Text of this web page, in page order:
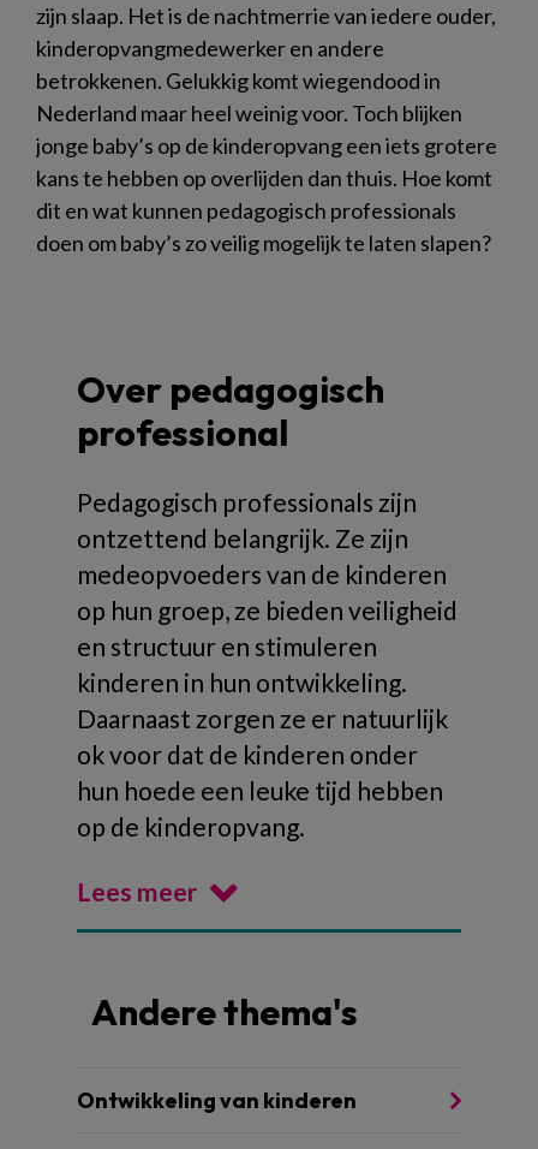
zijn slaap. Het is de nachtmerrie van iedere ouder,
kinderopvangmedewerker en andere
betrokkenen. Gelukkig komt wiegendood in
Nederland maar heel weinig voor. Toch blijken
jonge baby’s op de kinderopvang een iets grotere
kans te hebben op overlijden dan thuis. Hoe komt
dit en wat kunnen pedagogisch professionals
doen om baby’s zo veilig mogelijk te laten slapen?
Over pedagogisch
professional
Pedagogisch professionals zijn
ontzettend belangrijk. Ze zijn
medeopvoeders van de kinderen
op hun groep, ze bieden veiligheid
en structuur en stimuleren
kinderen in hun ontwikkeling.
Daarnaast zorgen ze er natuurlijk
ok voor dat de kinderen onder
hun hoede een leuke tijd hebben
op de kinderopvang.
Lees meer
Andere thema's
Ontwikkeling van kinderen